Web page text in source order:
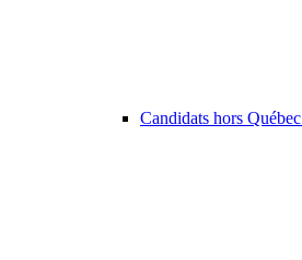
Candidats hors Québec